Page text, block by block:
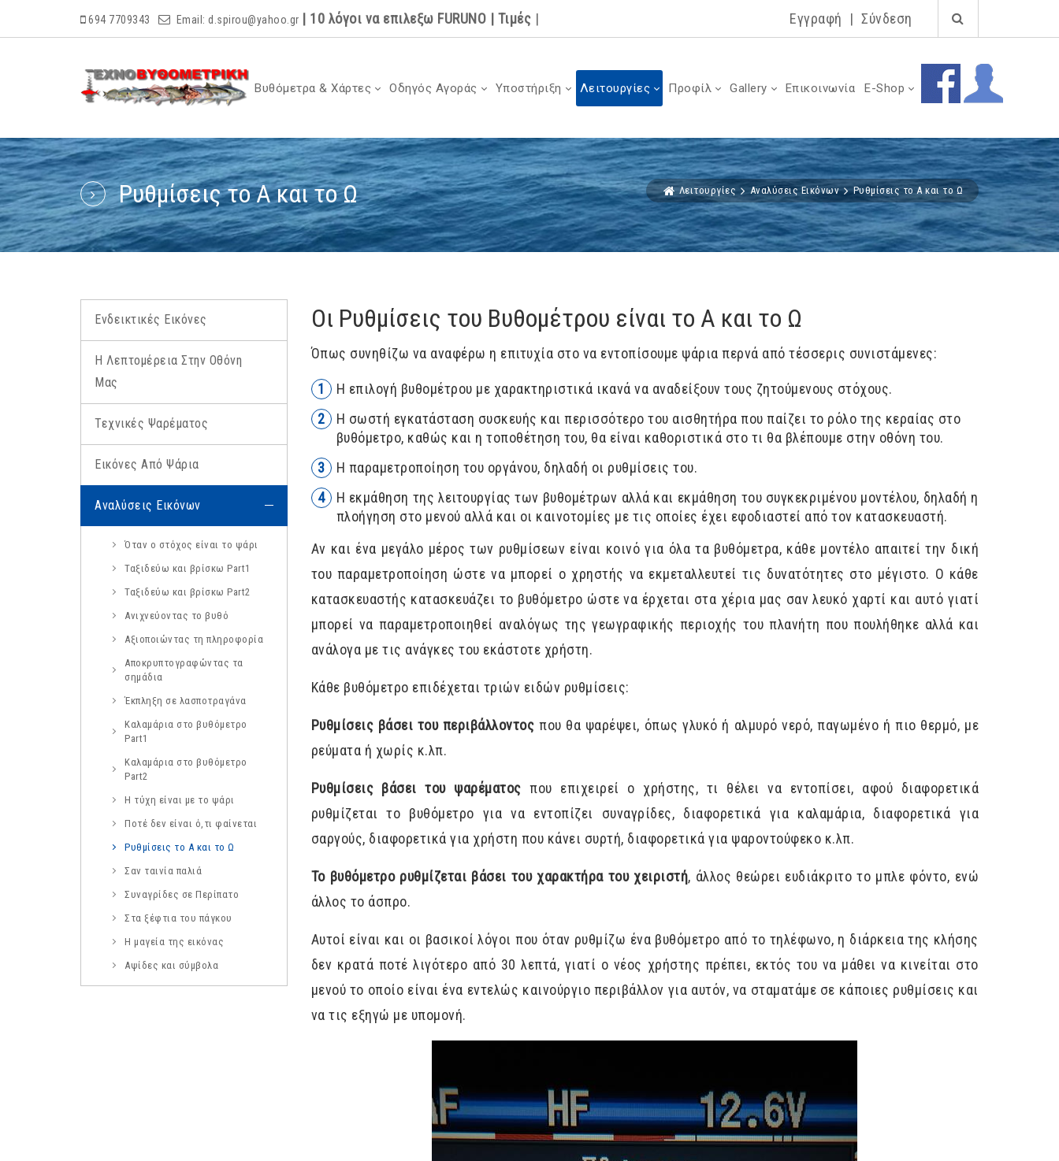
694 7709343 Email: d.spirou@yahoo.gr | 10 λόγοι να επιλεξω FURUNO | Τιμές | Εγγραφή | Σύνδεση
Βυθόμετρα & Χάρτες Οδηγός Αγοράς Υποστήριξη Λειτουργίες Προφίλ Gallery Επικοινωνία E-Shop
Ρυθμίσεις το Α και το Ω Λειτουργίες Αναλύσεις Εικόνων Ρυθμίσεις το Α και το Ω
Ενδεικτικές Εικόνες
Η Λεπτομέρεια Στην Οθόνη
Μας
Τεχνικές Ψαρέματος
Εικόνες Από Ψάρια
Αναλύσεις Εικόνων
Όταν ο στόχος είναι το ψάρι
Ταξιδεύω και βρίσκω Part1
Ταξιδεύω και βρίσκω Part2
Ανιχνεύοντας το βυθό
Αξιοποιώντας τη πληροφορία
Αποκρυπτογραφώντας τα
σημάδια
Έκπληξη σε λασποτραγάνα
Καλαμάρια στο βυθόμετρο
Part1
Καλαμάρια στο βυθόμετρο
Part2
Η τύχη είναι με το ψάρι
Ποτέ δεν είναι ό,τι φαίνεται
Ρυθμίσεις το Α και το Ω
Σαν ταινία παλιά
Συναγρίδες σε Περίπατο
Στα ξέφτια του πάγκου
Η μαγεία της εικόνας
Αψίδες και σύμβολα
Οι Ρυθμίσεις του Βυθομέτρου είναι το Α και το Ω
Όπως συνηθίζω να αναφέρω η επιτυχία στο να εντοπίσουμε ψάρια περνά από τέσσερις συνιστάμενες:
Η επιλογή βυθομέτρου με χαρακτηριστικά ικανά να αναδείξουν τους ζητούμενους στόχους.
Η σωστή εγκατάσταση συσκευής και περισσότερο του αισθητήρα που παίζει το ρόλο της κεραίας στο
βυθόμετρο, καθώς και η τοποθέτηση του, θα είναι καθοριστικά στο τι θα βλέπουμε στην οθόνη του.
Η παραμετροποίηση του οργάνου, δηλαδή οι ρυθμίσεις του.
Η εκμάθηση της λειτουργίας των βυθομέτρων αλλά και εκμάθηση του συγκεκριμένου μοντέλου, δηλαδή η
πλοήγηση στο μενού αλλά και οι καινοτομίες με τις οποίες έχει εφοδιαστεί από τον κατασκευαστή.
Αν και ένα μεγάλο μέρος των ρυθμίσεων είναι κοινό για όλα τα βυθόμετρα, κάθε μοντέλο απαιτεί την δική
του παραμετροποίηση ώστε να μπορεί ο χρηστής να εκμεταλλευτεί τις δυνατότητες στο μέγιστο. Ο κάθε
κατασκευαστής κατασκευάζει το βυθόμετρο ώστε να έρχεται στα χέρια μας σαν λευκό χαρτί και αυτό γιατί
μπορεί να παραμετροποιηθεί αναλόγως της γεωγραφικής περιοχής του πλανήτη που πουλήθηκε αλλά και
ανάλογα με τις ανάγκες του εκάστοτε χρήστη.
Κάθε βυθόμετρο επιδέχεται τριών ειδών ρυθμίσεις:
Ρυθμίσεις βάσει του περιβάλλοντος που θα ψαρέψει, όπως γλυκό ή αλμυρό νερό, παγωμένο ή πιο θερμό, με
ρεύματα ή χωρίς κ.λπ.
Ρυθμίσεις βάσει του ψαρέματος που επιχειρεί ο χρήστης, τι θέλει να εντοπίσει, αφού διαφορετικά
ρυθμίζεται το βυθόμετρο για να εντοπίζει συναγρίδες, διαφορετικά για καλαμάρια, διαφορετικά για
σαργούς, διαφορετικά για χρήστη που κάνει συρτή, διαφορετικά για ψαροντούφεκο κ.λπ.
Το βυθόμετρο ρυθμίζεται βάσει του χαρακτήρα του χειριστή, άλλος θεώρει ευδιάκριτο το μπλε φόντο, ενώ
άλλος το άσπρο.
Αυτοί είναι και οι βασικοί λόγοι που όταν ρυθμίζω ένα βυθόμετρο από το τηλέφωνο, η διάρκεια της κλήσης
δεν κρατά ποτέ λιγότερο από 30 λεπτά, γιατί ο νέος χρήστης πρέπει, εκτός του να μάθει να κινείται στο
μενού το οποίο είναι ένα εντελώς καινούργιο περιβάλλον για αυτόν, να σταματάμε σε κάποιες ρυθμίσεις και
να τις εξηγώ με υπομονή.